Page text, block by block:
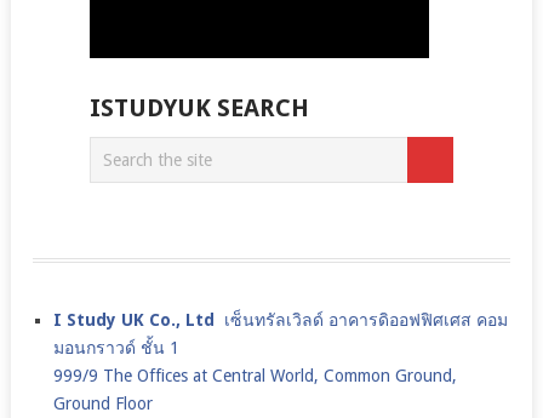
ISTUDYUK SEARCH
I Study UK Co., Ltd เซ็นทรัลเวิลด์ อาคารดิออฟฟิศเศส คอม
มอนกราวด์ ชั้น 1
999/9 The Offices at Central World, Common Ground,
Ground Floor